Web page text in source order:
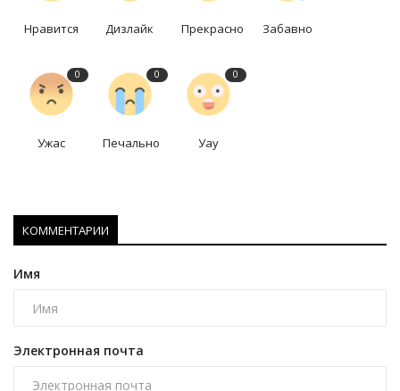
Нравится Дизлайк Прекрасно Забавно
0
Ужас
0
Печально
0
Уау
КОММЕНТАРИИ
Имя
Электронная почта